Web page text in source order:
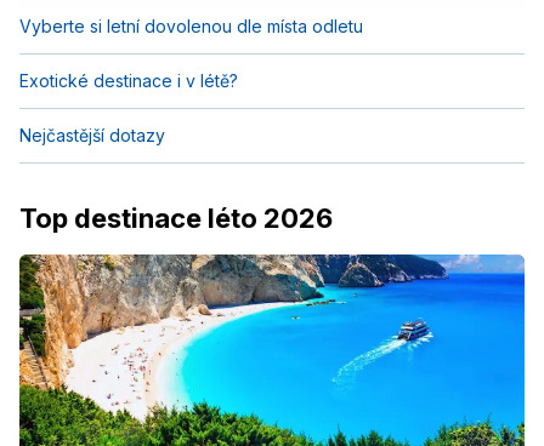
Vyberte si letní dovolenou dle místa odletu
Exotické destinace i v létě?
Nejčastější dotazy
Top destinace léto 2026